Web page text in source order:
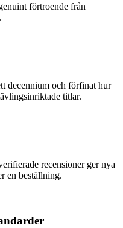
förtroende från
.
decennium och förfinat hur
titlar.
recensioner ger nya
en beställning.